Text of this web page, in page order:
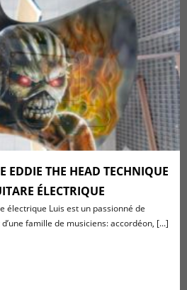
EDDIE THE HEAD TECHNIQUE
ÉLECTRIQUE
électrique Luis est un passionné de
famille de musiciens: accordéon, [...]